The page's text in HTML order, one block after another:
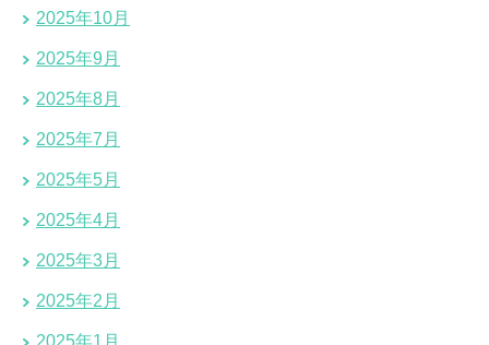
2025年10月
2025年9月
2025年8月
2025年7月
2025年5月
2025年4月
2025年3月
2025年2月
2025年1月